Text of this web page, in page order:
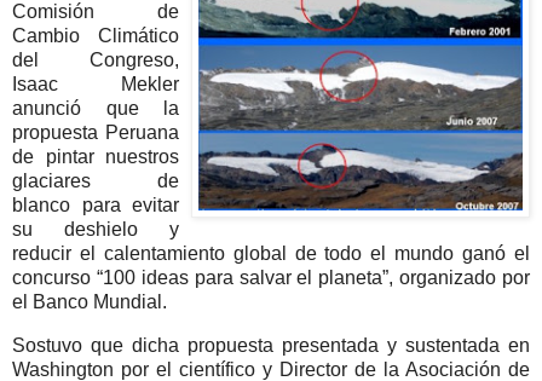
Comisión de
Cambio Climático
del Congreso,
Isaac Mekler
anunció que la
propuesta Peruana
de pintar nuestros
glaciares de
blanco para evitar
su deshielo y
reducir el calentamiento global de todo el mundo ganó el
concurso “100 ideas para salvar el planeta”, organizado por
el Banco Mundial.
Sostuvo que dicha propuesta presentada y sustentada en
Washington por el científico y Director de la Asociación de